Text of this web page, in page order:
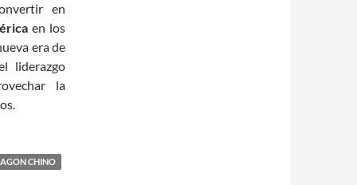
en
en los
era de
liderazgo
la
CHINO